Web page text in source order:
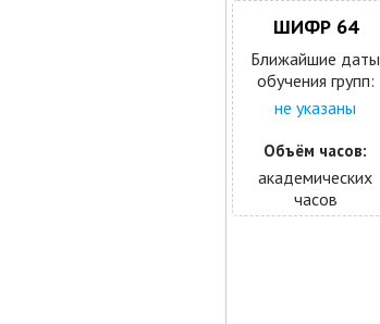
ШИФР 64
Ближайшие даты
обучения групп:
не указаны
Объём часов:
академических
часов